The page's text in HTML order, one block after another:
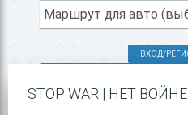
ВХОД/
STOP WAR | НЕТ